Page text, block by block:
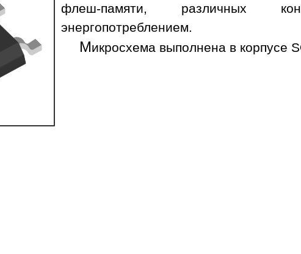
флеш-памяти, различных
энергопотреблением.
Микросхема выполнена в корпусе